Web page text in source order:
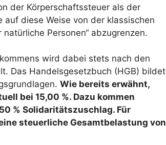
der Körperschaftssteuer als der
auf diese Weise von der klassischen
Personen“ abzugrenzen.
wird dabei stets nach den
Das Handelsgesetzbuch (HGB) bildet
Wie bereits erwähnt,
bei 15,00 %. Dazu kommen
% Solidaritätszuschlag. Für
steuerliche Gesamtbelastung von